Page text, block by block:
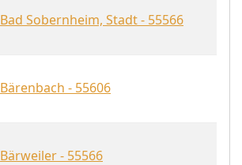
Bad Sobernheim, Stadt - 55566
Bärenbach - 55606
Bärweiler - 55566